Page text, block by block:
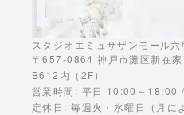
スタジオエミュサザンモール六
〒657-0864 神戸市灘区新在
B612内（2F）
営業時間: 平日 10:00～18:00
定休日: 毎週火・水曜日（月に